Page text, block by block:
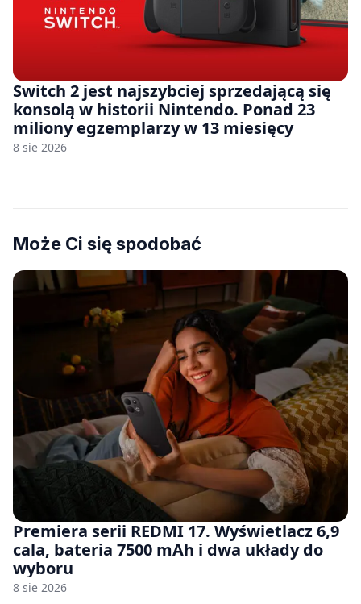
Switch 2 jest najszybciej sprzedającą się
konsolą w historii Nintendo. Ponad 23
miliony egzemplarzy w 13 miesięcy
8 sie 2026
Może Ci się spodobać
Premiera serii REDMI 17. Wyświetlacz 6,9
cala, bateria 7500 mAh i dwa układy do
wyboru
8 sie 2026